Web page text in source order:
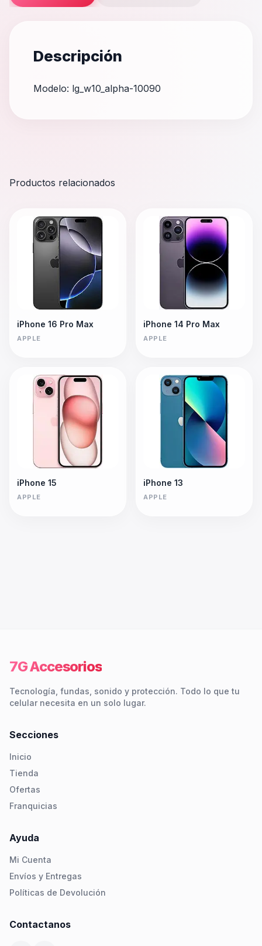
Descripción
Modelo: lg_w10_alpha-10090
Productos relacionados
iPhone 16 Pro Max
APPLE
iPhone 14 Pro Max
APPLE
iPhone 15
APPLE
iPhone 13
APPLE
7G Accesorios
Tecnología, fundas, sonido y protección. Todo lo que tu
celular necesita en un solo lugar.
Secciones
Inicio
Tienda
Ofertas
Franquicias
Ayuda
Mi Cuenta
Envíos y Entregas
Políticas de Devolución
Contactanos